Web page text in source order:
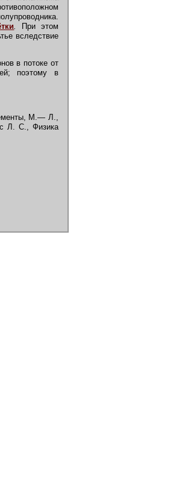
При этом
вследствие
в потоке от
поэтому в
М.— Л.,
Л. С., Физика